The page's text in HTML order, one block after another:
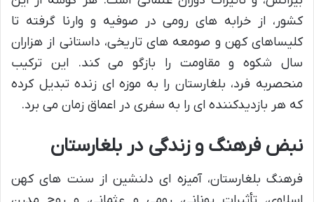
کشور، از خرابه های رومی در صوفیه و وارنا گرفته تا
کلیساهای کهن و صومعه های تاریخی، داستانی از هزاران
سال شکوه و مقاومت را بازگو می کند. این ترکیب
منحصربه فرد، بلغارستان را به موزه ای زنده تبدیل کرده
که هر بازدیدکننده ای را به سفری در اعماق زمان می برد.
نبض فرهنگ و زندگی در بلغارستان
فرهنگ بلغارستان، آمیزه ای دلنشین از سنت های کهن